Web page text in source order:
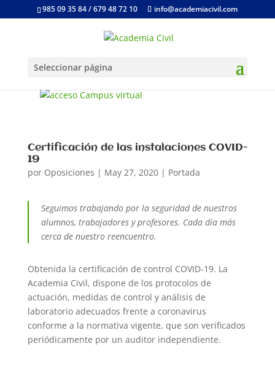
985 09 35 84 / 679 48 72 10 info@academiacivil.com
Seleccionar página
Certificación de las instalaciones COVID-
19
por Oposiciones | May 27, 2020| Portada
Seguimos trabajando por la seguridad de nuestros
alumnos, trabajadores y profesores. Cada día más
cerca de nuestro reencuentro.
Obtenida la certificación de control COVID-19. La
Academia Civil, dispone de los protocolos de
actuación, medidas de control y análisis de
laboratorio adecuados frente a coronavirus
conforme a la normativa vigente, que son verificados
periódicamente por un auditor independiente.